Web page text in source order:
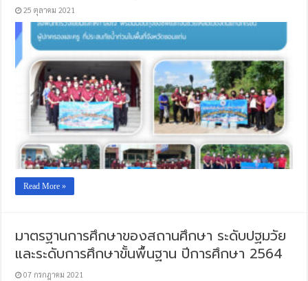
25 ตุลาคม 2021
Read More »
มาตรฐานการศึกษาของสถานศึกษา ระดับปฐมวัย
และระดับการศึกษาขั้นพื้นฐาน ปีการศึกษา 2564
07 กรกฎาคม 2021